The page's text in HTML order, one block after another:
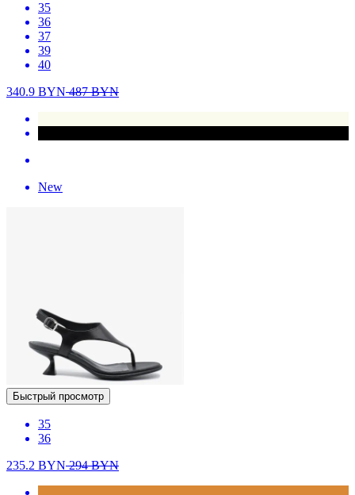
35
36
37
39
40
340.9 BYN487BYN
New
Быстрый просмотр
35
36
235.2 BYN294BYN